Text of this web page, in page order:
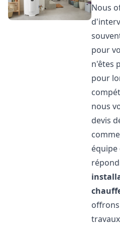
Nous
pour
n'êtes
pour
nous
devis